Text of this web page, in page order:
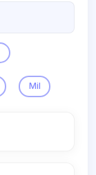
Mil